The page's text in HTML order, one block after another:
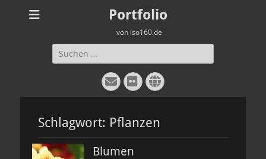
Portfolio
von iso160.de
Suche
nach:
E-
Mail
FlickrWebsite
Schlagwort: Pflanzen
Blumen